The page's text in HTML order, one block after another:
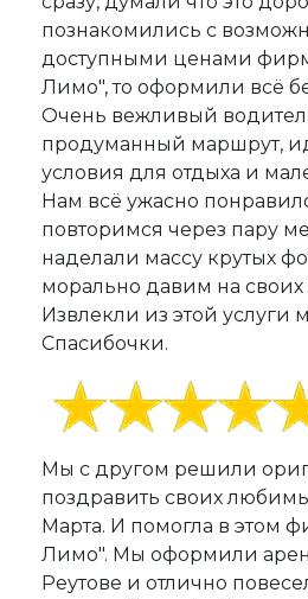
познакомились с
доступными ценами
Лимо", то оформили всё
Очень вежливый
продуманный маршрут,
условия для отдыха и
Нам всё ужасно
повторимся через пару
наделали массу крутых
морально давим на своих
Извлекли из этой услуги
Спасибочки.
Мы с другом решили
поздравить своих
Марта. И помогла в этом
Лимо". Мы оформили
Реутове и отлично